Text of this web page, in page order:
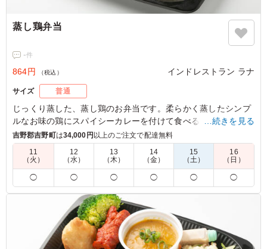
蒸し鶏弁当
-件
864円 （税込） インドレストラン ラナ
サイズ 普通
じっくり蒸した、蒸し鶏のお弁当です。柔らかく蒸したシンプ
ルなお味の鶏にスパイシーカレーを付けて食べると、白ご飯が
進みまくるお弁当です。
※選べるカレーは「チキンカレー」「キーマカレー」「ほうれ
ん草カレー」「バターチキンカレー(＋50円)」から1種類を下
記のプルダウンよりお選びください。
…続きを見る
吉野郡吉野町は34,000円 以上のご注文で配達無料
11
（火）
12
（水）
13
（木）
14
（金）
15
（土）
16
（日）
◯ ◯ ◯ ◯ ◯ ◯